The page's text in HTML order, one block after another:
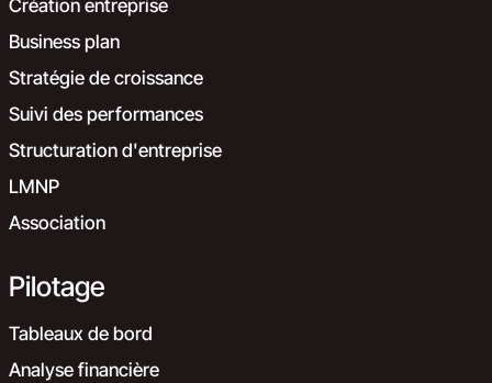
Création entreprise
Business plan
Stratégie de croissance
Suivi des performances
Structuration d'entreprise
LMNP
Association
Pilotage
Tableaux de bord
Analyse financière